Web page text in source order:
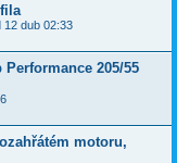
12 dub 02:33
205/55
motoru,